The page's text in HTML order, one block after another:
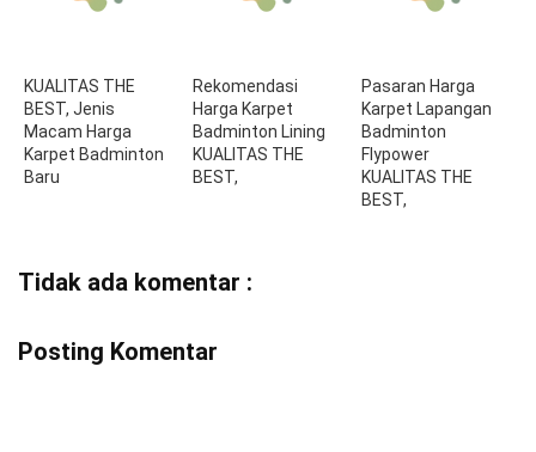
KUALITAS THE
BEST, Jenis
Macam Harga
Karpet Badminton
Baru
Rekomendasi
Harga Karpet
Badminton Lining
KUALITAS THE
BEST,
Pasaran Harga
Karpet Lapangan
Badminton
Flypower
KUALITAS THE
BEST,
Tidak ada komentar :
Posting Komentar